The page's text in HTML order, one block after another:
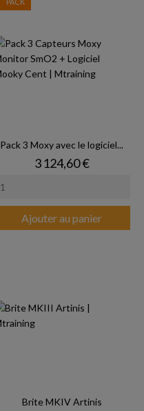
Pack 3 Moxy avec le logiciel...
Prix
3 124,60 €
Ajouter au panier
Brite MKIV Artinis